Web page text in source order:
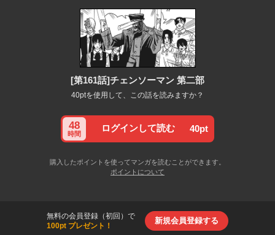
[第161話]チェンソーマン 第二部
40ptを使用して、この話を読みますか？
48
時間
ログインして読む 40pt
購入したポイントを使ってマンガを読むことができます。
ポイントについて
無料の会員登録（初回）で
100pt プレゼント！
新規会員登録する